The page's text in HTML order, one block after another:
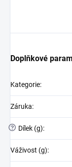
Doplňkové
Kategorie:
Záruka:
? Dílek (g):
Váživost (g):